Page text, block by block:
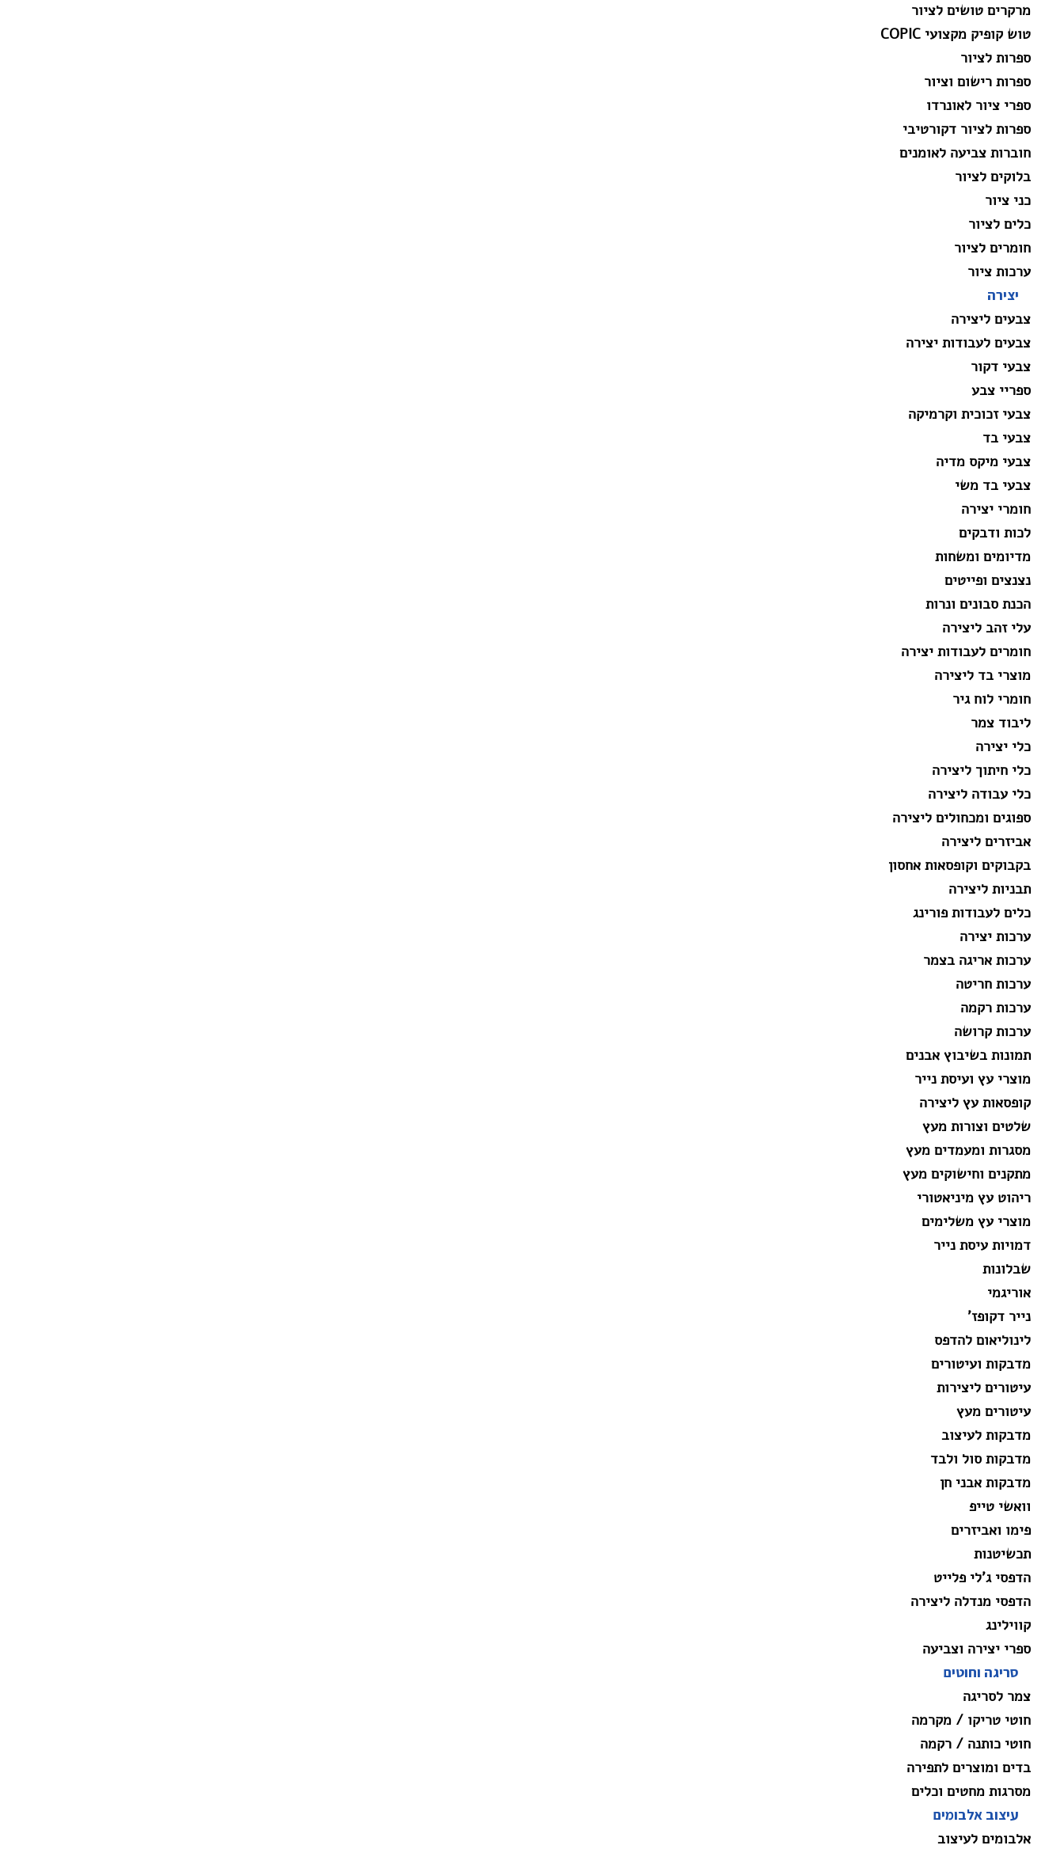
מרקרים טושים לציור
טוש קופיק מקצועי COPIC
ספרות לציור
ספרות רישום וציור
ספרי ציור לאונרדו
ספרות לציור דקורטיבי
חוברות צביעה לאומנים
בלוקים לציור
כני ציור
כלים לציור
חומרים לציור
ערכות ציור
יצירה
צבעים ליצירה
צבעים לעבודות יצירה
צבעי דקור
ספריי צבע
צבעי זכוכית וקרמיקה
צבעי בד
צבעי מיקס מדיה
צבעי בד משי
חומרי יצירה
לכות ודבקים
מדיומים ומשחות
נצנצים ופייטים
הכנת סבונים ונרות
עלי זהב ליצירה
חומרים לעבודות יצירה
מוצרי בד ליצירה
חומרי לוח גיר
ליבוד צמר
כלי יצירה
כלי חיתוך ליצירה
כלי עבודה ליצירה
ספוגים ומכחולים ליצירה
אביזרים ליצירה
בקבוקים וקופסאות אחסון
תבניות ליצירה
כלים לעבודות פורינג
ערכות יצירה
ערכות אריגה בצמר
ערכות חריטה
ערכות רקמה
ערכות קרושה
תמונות בשיבוץ אבנים
מוצרי עץ ועיסת נייר
קופסאות עץ ליצירה
שלטים וצורות מעץ
מסגרות ומעמדים מעץ
מתקנים וחישוקים מעץ
ריהוט עץ מיניאטורי
מוצרי עץ משלימים
דמויות עיסת נייר
שבלונות
אוריגמי
נייר דקופז'
לינוליאום להדפס
מדבקות ועיטורים
עיטורים ליצירות
עיטורים מעץ
מדבקות לעיצוב
מדבקות סול ולבד
מדבקות אבני חן
וואשי טייפ
פימו ואביזרים
תכשיטנות
הדפסי ג'לי פלייט
הדפסי מנדלה ליצירה
קווילינג
ספרי יצירה וצביעה
סריגה וחוטים
צמר לסריגה
חוטי טריקו / מקרמה
חוטי כותנה / רקמה
בדים ומוצרים לתפירה
מסרגות מחטים וכלים
עיצוב אלבומים
אלבומים לעיצוב